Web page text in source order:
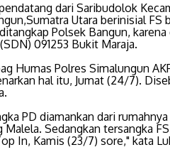
dari Saribudolok
Utara berinisial FS
Polsek Bangun,
091253 Bukit Maraja.
Humas Polres Simalungun
hal itu, Jumat (24/7).
PD diamankan dari
Malela. Sedangkan tersangka
In, Kamis (23/7) sore," kata